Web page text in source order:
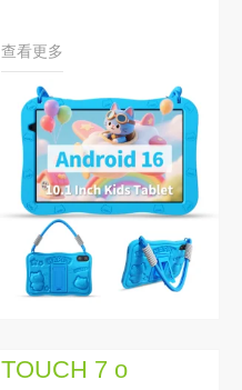
查看更多
TOUCH 7 o